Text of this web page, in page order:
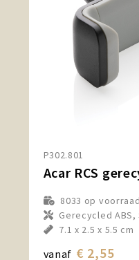
P302.801
8033 op voorraad
Gerecycled ABS,
7.1 x 2.5 x 5.5 cm
vanaf € 2,55